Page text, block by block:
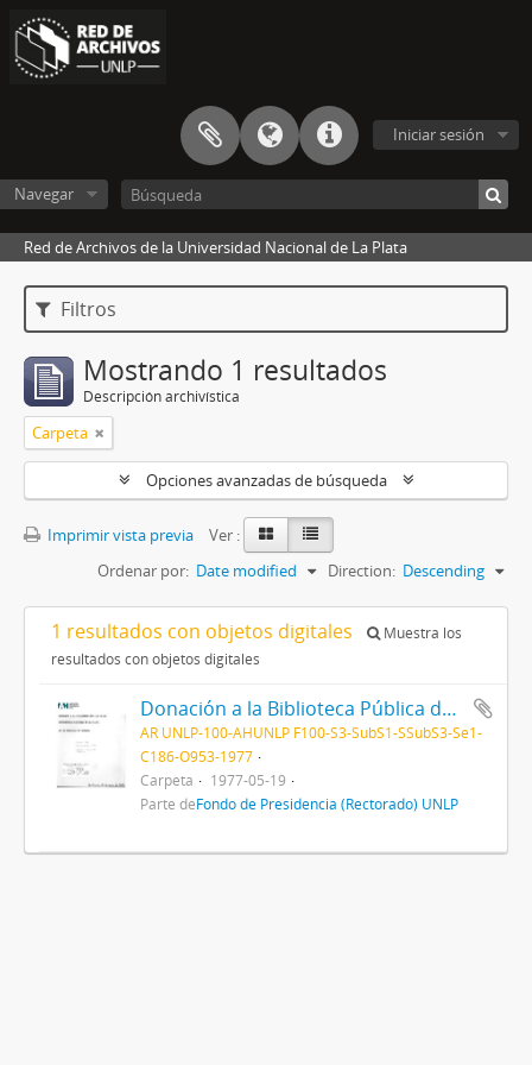
Iniciar sesión
Navegar
Red de Archivos de la Universidad Nacional de La Plata
Filtros
Mostrando 1 resultados
Descripción archivística
Carpeta
Opciones avanzadas de búsqueda
Imprimir vista previa
Ver :
Ordenar por: Date modified Direction: Descending
1 resultados con objetos digitales
Muestra los
resultados con objetos digitales
Donación a la Biblioteca Pública de la Embajada de Holanda 1977
AR UNLP-100-AHUNLP F100-S3-SubS1-SSubS3-Se1-
C186-O953-1977
Carpeta
1977-05-19
Parte deFondo de Presidencia (Rectorado) UNLP